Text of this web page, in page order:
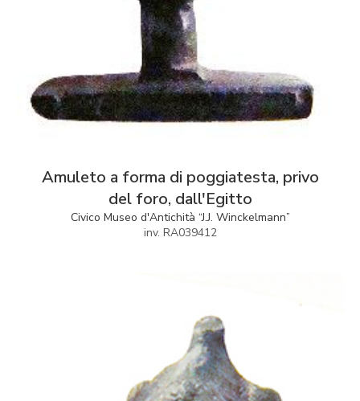
Amuleto a forma di poggiatesta, privo
del foro, dall'Egitto
Civico Museo d'Antichità “J.J. Winckelmann”
inv. RA039412